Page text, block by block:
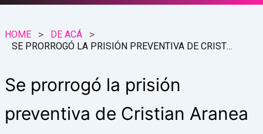
HOME
DE ACÁ
SE PRORROGÓ LA PRISIÓN PREVENTIVA DE CRISTIAN ARANEA POR TENTATIVA DE HOMICIDIO AGRAVADO
Se prorrogó la prisión
preventiva de Cristian Aranea